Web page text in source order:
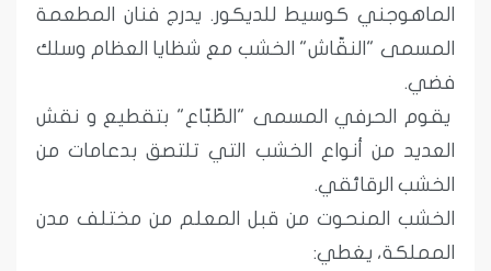
الماهوجني كوسيط للديكور. يدرج فنان المطعمة
المسمى "النقّاش" الخشب مع شظايا العظام وسلك
فضي.
يقوم الحرفي المسمى "الطّبّاع" بتقطيع و نقش
العديد من أنواع الخشب التي تلتصق بدعامات من
الخشب الرقائقي.
الخشب المنحوت من قبل المعلم من مختلف مدن
المملكة، يغطي: